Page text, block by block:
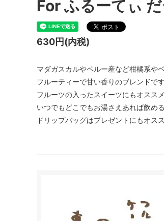
For ふるーてぃ
630円(内税)
マダガスカルやペルー産など柑橘系や
フルーティーで甘い香りのブレンドです
フルーツの入ったスイーツにもオスス
いつでもどこでもお湯さえあれば飲める
ドリップバッグはプレゼントにもオス